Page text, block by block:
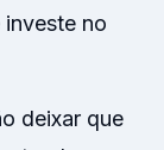
no
deixar que